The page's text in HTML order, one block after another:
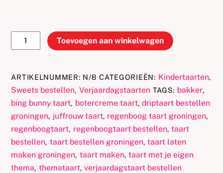
Bing
Bunny
aantal
Toevoegen aan winkelwagen
ARTIKELNUMMER: N/B CATEGORIEËN: Kindertaarten,
Sweets bestellen, Verjaardagstaarten TAGS: bakker,
bing bunny taart, botercreme taart,driptaart bestellen
groningen, juffrouw taart, regenboog taart groningen,
regenboogtaart, regenboogtaart bestellen,taart
bestellen, taart bestellen groningen,taart laten
maken groningen, taart maken,taart met je eigen
thema, themataart,verjaardagstaart bestellen